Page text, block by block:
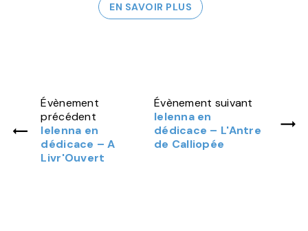
EN SAVOIR PLUS
Évènement
précédent
Ielenna en
dédicace – A
Livr'Ouvert
Évènement suivant
Ielenna en
dédicace – L'Antre
de Calliopée